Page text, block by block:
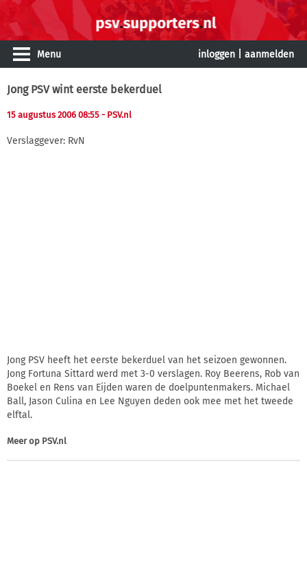
Menu inloggen aanmelden
Jong PSV wint eerste bekerduel
15 augustus 2006 08:55 - PSV.nl
Verslaggever: RvN
Jong PSV heeft het eerste bekerduel van het seizoen gewonnen.
Jong Fortuna Sittard werd met 3-0 verslagen. Roy Beerens, Rob van
Boekel en Rens van Eijden waren de doelpuntenmakers. Michael
Ball, Jason Culina en Lee Nguyen deden ook mee met het tweede
elftal.
Meer op PSV.nl